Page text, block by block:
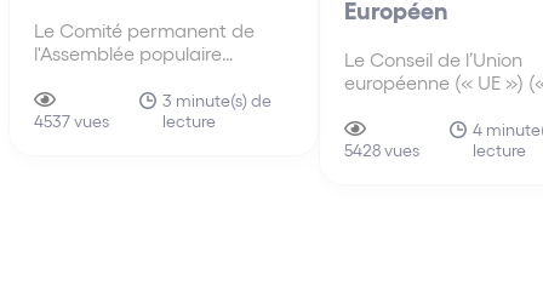
Le Comité permanent de
l'Assemblée populaire
législatif suprême de la
Chine, a adopté le 10 juin
4537 vues
3 minute(s) de
lecture
Européen
Le Conseil de l’Union
européenne (« UE »)
avril 2021, un mandat
négociation avec le
5428 vues
4
lecture